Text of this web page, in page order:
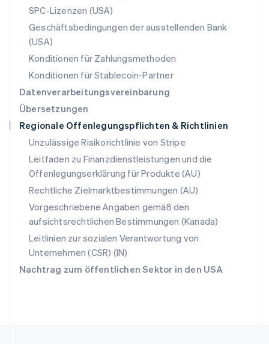
SPC-Lizenzen (USA)
Geschäftsbedingungen der ausstellenden Bank
(USA)
Konditionen für Zahlungsmethoden
Konditionen für Stablecoin-Partner
Datenverarbeitungsvereinbarung
Übersetzungen
Regionale Offenlegungspflichten & Richtlinien
Unzulässige Risikorichtlinie von Stripe
Leitfaden zu Finanzdienstleistungen und die
Offenlegungserklärung für Produkte (AU)
Rechtliche Zielmarktbestimmungen (AU)
Vorgeschriebene Angaben gemäß den
aufsichtsrechtlichen Bestimmungen (Kanada)
Leitlinien zur sozialen Verantwortung von
Unternehmen (CSR) (IN)
Nachtrag zum öffentlichen Sektor in den USA
English
Schweden
Svenska
Deutsch Français Italiano English
Singapur
Slowakei
English
Slowenien
English Italiano
Sonderverwaltungsregion Hongkong,
China
English简体中文
Spanien
Thailand
ไทยEnglish
Tschechische Republik
English
English